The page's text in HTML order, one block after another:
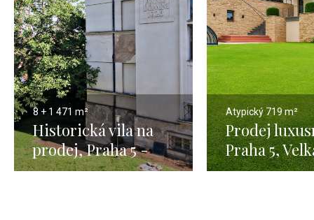
8 + 1 471 m²
Historická vila na
prodej, Praha 5 -
471m
Atypický719 m²
Prodej
Praha 5,
Chuchle -